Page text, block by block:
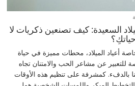
السعيدة: كيف تصنعين ذكريات لا
أعياد الميلاد، محطات مميزة في حياة
للتعبير عن مشاعر الحب والامتنان تجاه
بالدفء. كمشرفة على تنظيم هذه الأوقات